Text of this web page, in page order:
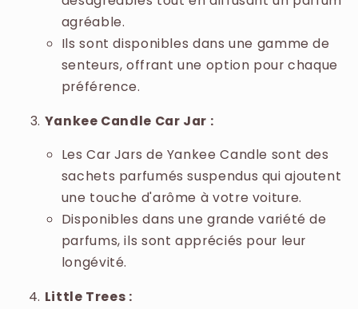
agréable.
Ils sont disponibles dans une gamme de
senteurs, offrant une option pour chaque
préférence.
Yankee Candle Car Jar :
Les Car Jars de Yankee Candle sont des
sachets parfumés suspendus qui ajoutent
une touche d'arôme à votre voiture.
Disponibles dans une grande variété de
parfums, ils sont appréciés pour leur
longévité.
Little Trees :